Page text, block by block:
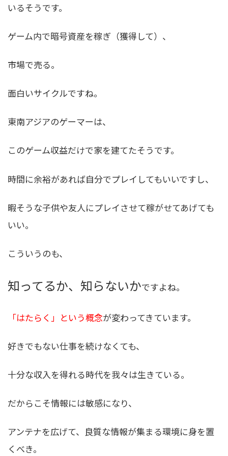
いるそうです。
ゲーム内で暗号資産を稼ぎ（獲得して）、
市場で売る。
面白いサイクルですね。
東南アジアのゲーマーは、
このゲーム収益だけで家を建てたそうです。
時間に余裕があれば自分でプレイしてもいいですし、
暇そうな子供や友人にプレイさせて稼がせてあげても
いい。
こういうのも、
知ってるか、知らないかですよね。
「はたらく」という概念が変わってきています。
好きでもない仕事を続けなくても、
十分な収入を得れる時代を我々は生きている。
だからこそ情報には敏感になり、
アンテナを広げて、良質な情報が集まる環境に身を置
くべき。